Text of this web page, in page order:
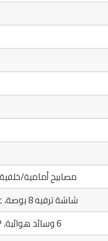
مصابيح أمامية/خلفية LED، جنوط 16/17/18 بوصة، فتحة سقف بانورامية، ألوان ثنائية، سقف ملون، مصابيح نهارية
شاشة ترفيه 8 بوصة، عدادات رقمية 10.25 بوصة، مكيف مزدوج، مقاعد جلد، وظيفة تدليك، نظام صوتي 6 سماعات
6 وسائد هوائية، ABS، EBD، ESP، مراقبة النقاط العمياء، كاميرا خلفية، مكابح طوارئ، مثبت سرعة متكيف